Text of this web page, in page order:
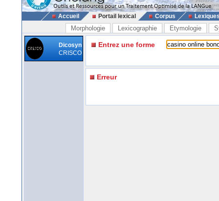
Accueil Portail lexical Corpus
Morphologie Lexicographie Etymologie
Dicosyn
CRISCO
Entrez une forme
Erreur